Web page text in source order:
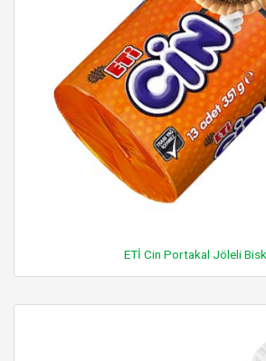
ETİ Cin Portakal Jöleli